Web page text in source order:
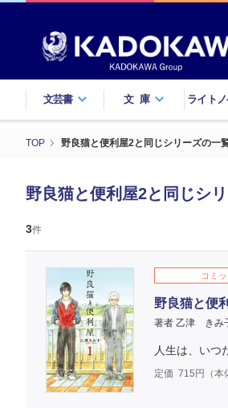
文芸書 文庫 ライト
TOP 野良猫と便利屋2と同じシリーズの一
野良猫と便利屋2と同じシ
3件
コミ
野良猫と便
著者 乙津 きみ
人生は、いつ
定価 715 円（本